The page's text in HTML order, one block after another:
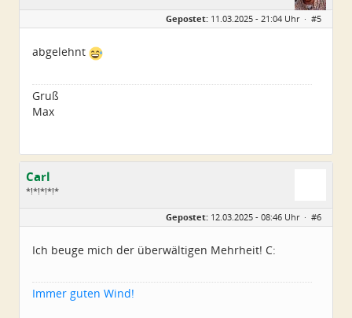
Geschlecht:
Alter:
40
4967
Dabei seit:
04 / 2007
Gepostet: 11.03.2025 - 21:04 Uhr · #5
abgelehnt
Gruß
Max
Carl
*!*!*!*!*
Beiträge:
5225
Gepostet: 12.03.2025 - 08:46 Uhr · #6
Ich beuge mich der überwältigen Mehrheit! C:
Immer guten Wind!